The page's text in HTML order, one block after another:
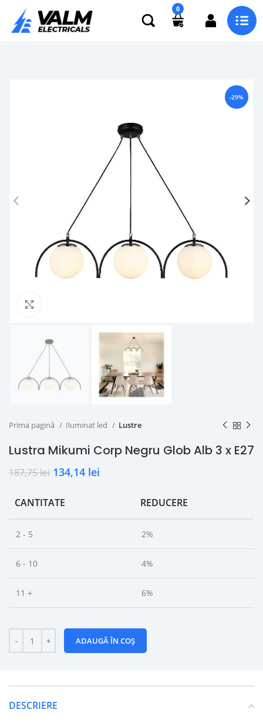
0
-29%
Prima pagină Iluminat led Lustre
Lustra Mikumi Corp Negru Glob Alb 3 x E27
187,75lei 134,14 lei
CANTITATE REDUCERE
2 - 5 2%
6 - 10 4%
11 + 6%
ADAUGĂ ÎN COȘ
DESCRIERE